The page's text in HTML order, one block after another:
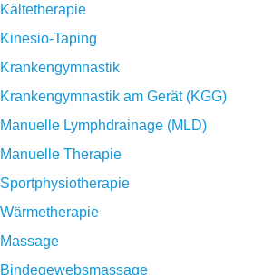
Kältetherapie
Kinesio-Taping
Krankengymnastik
Krankengymnastik am Gerät (KGG)
Manuelle Lymphdrainage (MLD)
Manuelle Therapie
Sportphysiotherapie
Wärmetherapie
Massage
Bindegewebsmassage